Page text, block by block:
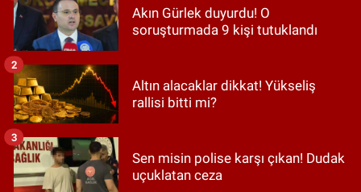
Akın Gürlek duyurdu! O
soruşturmada 9 kişi tutuklandı
Altın alacaklar dikkat! Yükseliş
rallisi bitti mi?
2
Sen misin polise karşı çıkan! Dudak
uçuklatan ceza
3